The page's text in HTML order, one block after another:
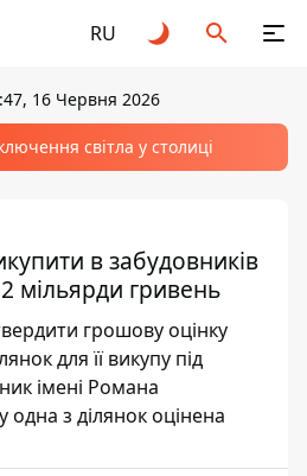
RU
16 Червня 2026
світла у столиці
в забудовників
мільярди гривень
грошову оцінку
для її викупу під
імені Романа
з ділянок оцінена